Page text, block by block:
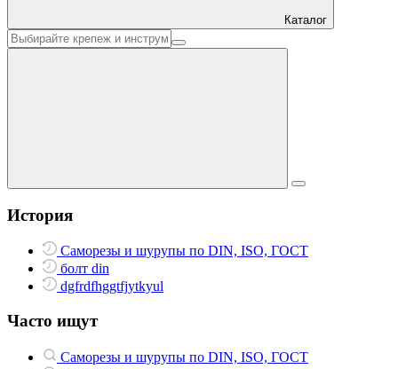
Каталог
История
Саморезы и шурупы по DIN, ISO, ГОСТ
болт din
dgfrdfhggtfjytkyul
Часто ищут
Саморезы и шурупы по DIN, ISO, ГОСТ